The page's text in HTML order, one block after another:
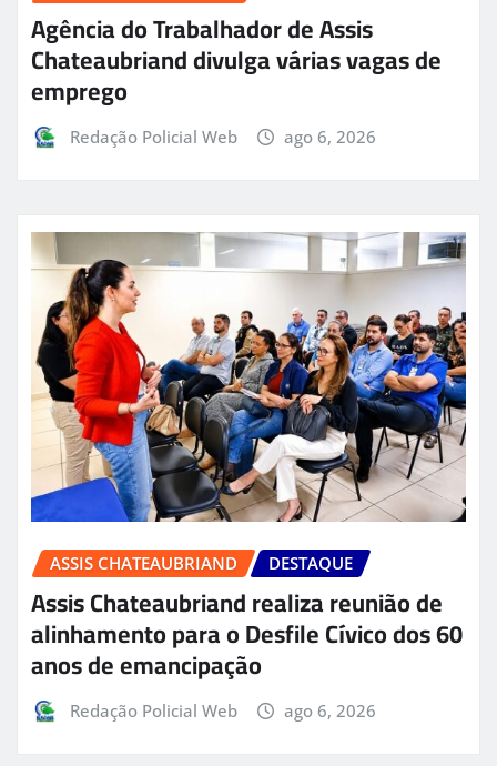
Agência do Trabalhador de Assis
Chateaubriand divulga várias vagas de
emprego
Redação Policial Web ago 6, 2026
ASSIS CHATEAUBRIAND DESTAQUE
Assis Chateaubriand realiza reunião de
alinhamento para o Desfile Cívico dos 60
anos de emancipação
Redação Policial Web ago 6, 2026